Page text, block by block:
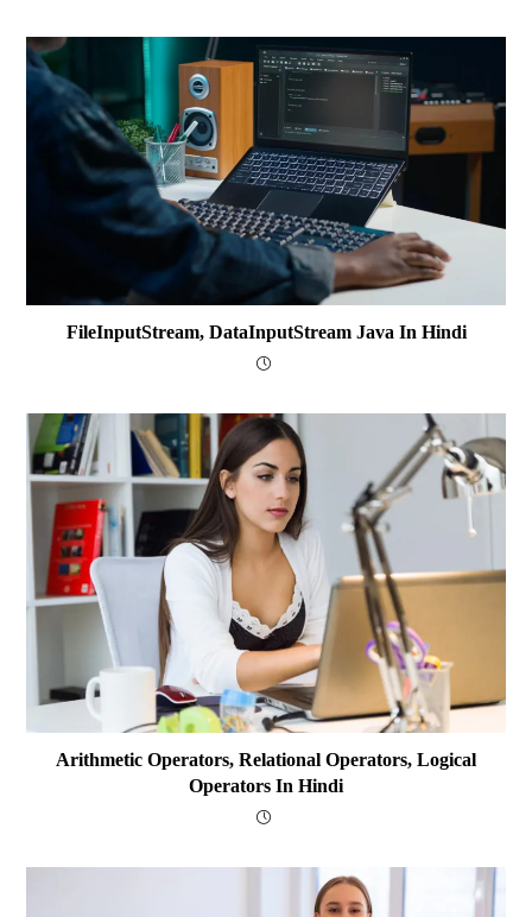
FileInputStream, DataInputStream Java In Hindi
Arithmetic Operators, Relational Operators, Logical
Operators In Hindi